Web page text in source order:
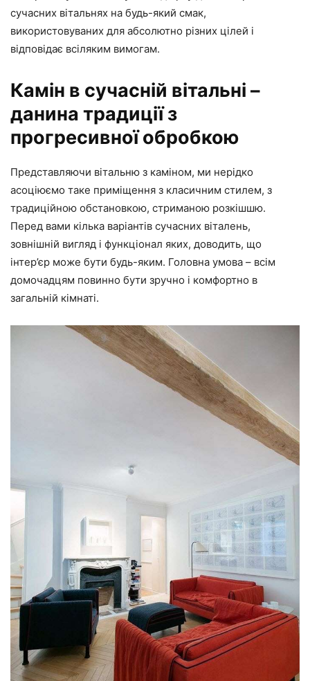
сучасних вітальнях на будь-який смак,
використовуваних для абсолютно різних цілей і
відповідає всіляким вимогам.
Камін в сучасній вітальні –
данина традиції з
прогресивної обробкою
Представляючи вітальню з каміном, ми нерідко
асоціюємо таке приміщення з класичним стилем, з
традиційною обстановкою, стриманою розкішшю.
Перед вами кілька варіантів сучасних віталень,
зовнішній вигляд і функціонал яких, доводить, що
інтер’єр може бути будь-яким. Головна умова – всім
домочадцям повинно бути зручно і комфортно в
загальній кімнаті.